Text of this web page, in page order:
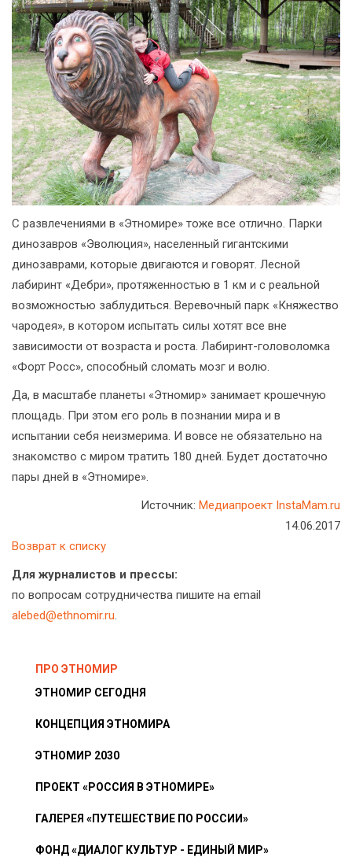
С развлечениями в «Этномире» тоже все отлично. Парки
динозавров «Эволюция», населенный гигантскими
динозаврами, которые двигаются и говорят. Лесной
лабиринт «Дебри», протяженностью в 1 км и с реальной
возможностью заблудиться. Веревочный парк «Княжество
чародея», в котором испытать силы хотят все вне
зависимости от возраста и роста. Лабиринт-головоломка
«Форт Росс», способный сломать мозг и волю.
Да, в масштабе планеты «Этномир» занимает крошечную
площадь. При этом его роль в познании мира и в
испытании себя неизмерима. И вовсе не обязательно на
знакомство с миром тратить 180 дней. Будет достаточно
пары дней в «Этномире».
Источник: Медиапроект InstaMam.ru
14.06.2017
Возврат к списку
Для журналистов и прессы:
по вопросам сотрудничества пишите на email
alebed@ethnomir.ru.
ПРО ЭТНОМИР
ЭТНОМИР СЕГОДНЯ
КОНЦЕПЦИЯ ЭТНОМИРА
ЭТНОМИР 2030
ПРОЕКТ «РОССИЯ В ЭТНОМИРЕ»
ГАЛЕРЕЯ «ПУТЕШЕСТВИЕ ПО РОССИИ»
ФОНД «ДИАЛОГ КУЛЬТУР - ЕДИНЫЙ МИР»